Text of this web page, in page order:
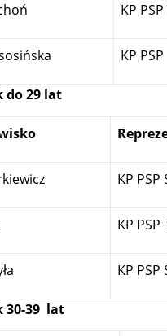
KP
KP
do 29 lat
KP
KP
KP
30-39 lat